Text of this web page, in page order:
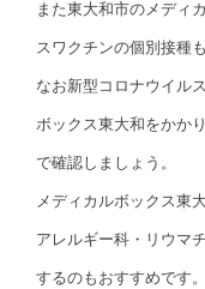
また東大和市のメディ
スワクチンの個別接種
なお新型コロナウイル
ボックス東大和をかか
で確認しましょう。
メディカルボックス東
アレルギー科・リウマ
するのもおすすめです。